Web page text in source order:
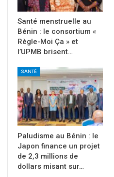
Santé menstruelle au
Bénin : le consortium «
Règle-Moi Ça » et
l’UPMB brisent…
SANTÉ
Paludisme au Bénin : le
Japon finance un projet
de 2,3 millions de
dollars misant sur…